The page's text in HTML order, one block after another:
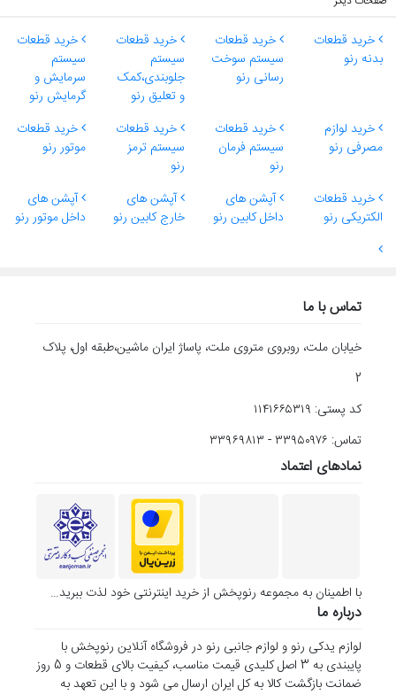
خرید قطعات
بدنه رنو
خرید قطعات
سیستم سوخت
رسانی رنو
خرید قطعات
سیستم
جلوبندی،کمک
و تعلیق رنو
خرید قطعات
سیستم
سرمایش و
گرمایش رنو
خرید لوازم
مصرفی رنو
خرید قطعات
سیستم فرمان
رنو
خرید قطعات
سیستم ترمز
رنو
خرید قطعات
موتور رنو
خرید قطعات
الکتریکی رنو
آپشن های
داخل کابین رنو
آپشن های
خارج کابین رنو
آپشن های
داخل موتور رنو
تماس با ما
خیابان ملت، روبروی متروی ملت، پاساژ ایران ماشین،طبقه اول، پلاک
2
کد پستی: ۱۱۴۱۶۶۵۳۱۹
تماس: ۳۳۹۵۰۹۷۶ - ۳۳۹۶۹۸۱۳
نمادهای اعتماد
با اطمینان به مجموعه رنوپخش از خرید اینترنتی خود لذت ببرید…
درباره ما
لوازم یدکی رنو و لوازم جانبی رنو در فروشگاه آنلاین رنوپخش با
پایبندی به 3 اصل کلیدی قیمت مناسب، کیفیت بالای قطعات و 5 روز
ضمانت بازگشت کالا به کل ایران ارسال می شود و با این تعهد به